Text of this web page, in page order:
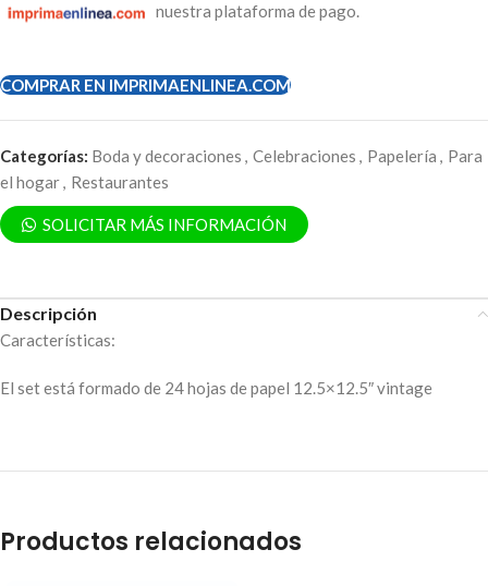
nuestra plataforma de pago.
COMPRAR EN IMPRIMAENLINEA.COM
Categorías: Boda y decoraciones , Celebraciones , Papelería , Para
el hogar, Restaurantes
SOLICITAR MÁS INFORMACIÓN
Descripción
Características:
El set está formado de 24 hojas de papel 12.5×12.5″ vintage
Productos relacionados